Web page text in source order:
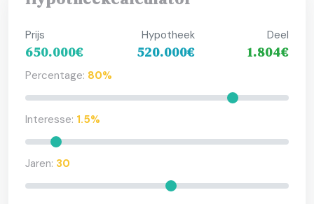
Prijs
650.000€
Hypotheek
520.000€
Deel
1.804€
Percentage: 80%
Interesse: 1.5%
Jaren: 30